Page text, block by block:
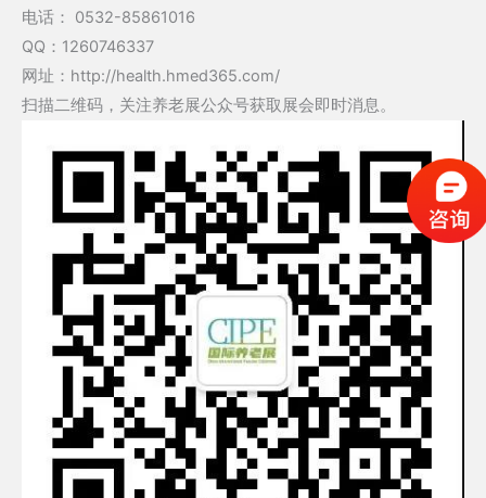
电话： 0532-85861016
QQ：1260746337
网址：http://health.hmed365.com/
扫描二维码，关注养老展公众号获取展会即时消息。